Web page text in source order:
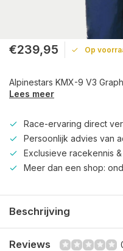
€239,95 Op
Alpinestars KMX-9 V3
Lees meer
Race-ervaring direct
Persoonlijk advies van
Exclusieve racekennis
Meer dan een shop:
Beschrijving
Reviews